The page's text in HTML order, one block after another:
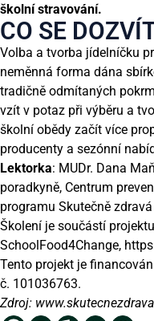
školní stravování.
CO SE
Volba a tvorba jídelníčku
neměnná forma dána
tradičně odmítaných
vzít v potaz při výběru a
školní obědy začít více
producenty a sezónní
Lektorka: MUDr. Dana
poradkyně, Centrum
programu Skutečně
Školení je součástí projektu
SchoolFood4Change,
Tento projekt je
č. 101036763.
Zdroj: